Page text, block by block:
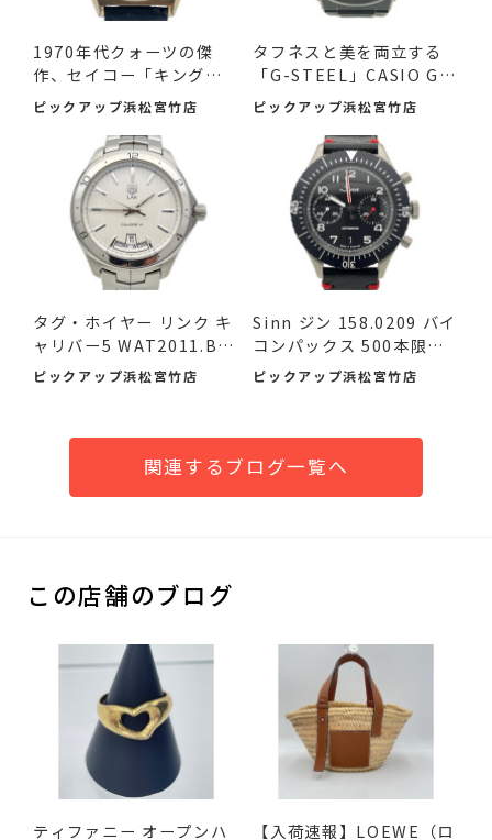
1970年代クォーツの傑
作、セイコー「キングク
ォー...
ピックアップ浜松宮竹店
タフネスと美を両立する
「G-STEEL」CASIO G-S
HOCK ...
ピックアップ浜松宮竹店
タグ・ホイヤー リンク キ
ャリバー5 WAT2011.BA
095...
ピックアップ浜松宮竹店
Sinn ジン 158.0209 バイ
コンパックス 500本限定
品...
ピックアップ浜松宮竹店
関連するブログ一覧へ
この店舗のブログ
ティファニー オープンハ 【入荷速報】LOEWE（ロ